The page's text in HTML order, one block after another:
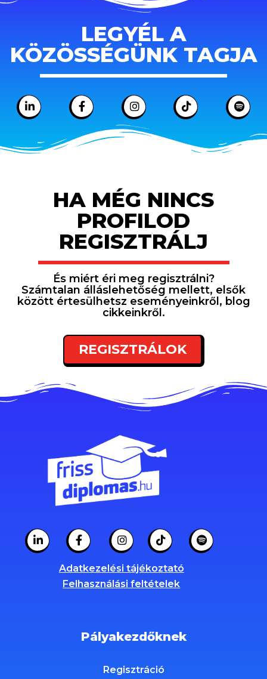
LEGYÉL A
KÖZÖSSÉGÜNK TAGJA
HA MÉG NINCS
PROFILOD
REGISZTRÁLJ
És miért éri meg regisztrálni?
Számtalan álláslehetőség mellett, elsők
között értesülhetsz eseményeinkről, blog
cikkeinkről.
REGISZTRÁLOK
Adatkezelési tájékoztató
Felhasználási feltételek
Pályakezdőknek
Regisztráció